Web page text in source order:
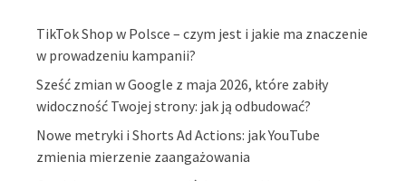
TikTok Shop w Polsce – czym jest i jakie ma znaczenie
w prowadzeniu kampanii?
Sześć zmian w Google z maja 2026, które zabiły
widoczność Twojej strony: jak ją odbudować?
Nowe metryki i Shorts Ad Actions: jak YouTube
zmienia mierzenie zaangażowania